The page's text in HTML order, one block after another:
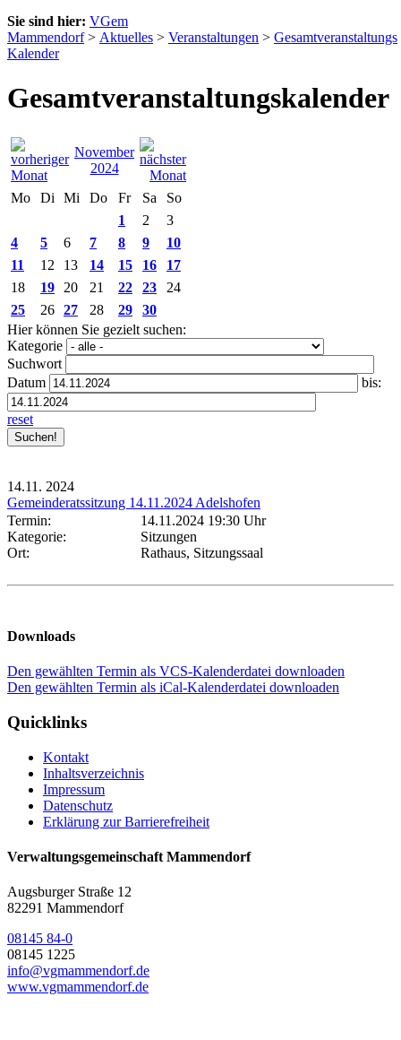
Sie sind hier: VGem
Mammendorf> Aktuelles > Veranstaltungen > Gesamtveranstaltungs
Kalender
Gesamtveranstaltungskalender
November
2024
Mo
Di Mi Do Fr Sa
So
1
2
3
4
5 6 7 8 9
10
11
12 13 14 15 16
17
18
19 20 21 22 23
24
25
26 27 28 29
30
Hier können Sie gezielt suchen:
Kategorie
Suchwort
Datum
bis:
reset
14.11. 2024
Gemeinderatssitzung 14.11.2024 Adelshofen
Termin:
14.11.2024 19:30 Uhr
Kategorie:
Sitzungen
Ort:
Rathaus, Sitzungssaal
Downloads
Den gewählten Termin als VCS-Kalenderdatei downloaden
Den gewählten Termin als iCal-Kalenderdatei downloaden
Quicklinks
Kontakt
Inhaltsverzeichnis
Impressum
Datenschutz
Erklärung zur Barrierefreiheit
Verwaltungsgemeinschaft Mammendorf
Augsburger Straße 12
82291 Mammendorf
08145 84-0
08145 1225
info@vgmammendorf.de
www.vgmammendorf.de